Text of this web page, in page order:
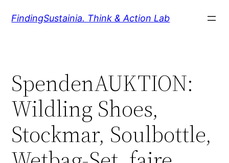
InhaltFindingSustainia. Think & Action Lab
SpendenAUKTION:
Wildling Shoes,
Stockmar, Soulbottle,